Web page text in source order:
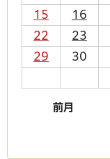
15
16
22
23
29
30
前月